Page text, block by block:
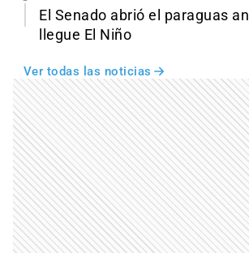
El Senado abrió el paraguas
llegue El Niño
Ver todas las noticias